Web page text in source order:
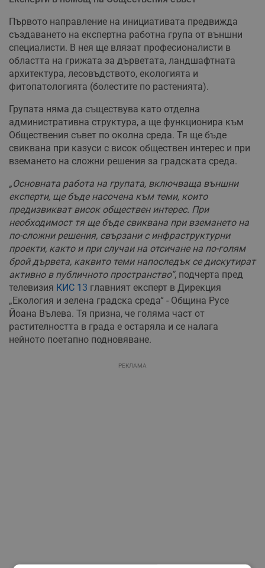
Първото направление на инициативата предвижда
създаването на експертна работна група от външни
специалисти. В нея ще влязат професионалисти в
областта на грижата за дърветата, ландшафтната
архитектура, лесовъдството, екологията и
фитопатологията (болестите по растенията).
Групата няма да съществува като отделна
административна структура, а ще функционира към
Обществения съвет по околна среда. Тя ще бъде
свиквана при казуси с висок обществен интерес и при
вземането на сложни решения за градската среда.
„Основната работа на групата, включваща външни
експерти, ще бъде насочена към теми, които
предизвикват висок обществен интерес. При
необходимост тя ще бъде свиквана при вземането на
по-сложни решения, свързани с инфраструктурни
проекти, както и при случаи на отсичане на по-голям
брой дървета, каквито теми напоследък се дискутират
активно в публичното пространство“, подчерта пред
телевизия КИС 13 главният експерт в Дирекция
„Екология и зелена градска среда“ - Община Русе
Йоана Вълева. Тя призна, че голяма част от
растителността в града е остаряла и се налага
нейното поетапно подновяване.
РЕКЛАМА